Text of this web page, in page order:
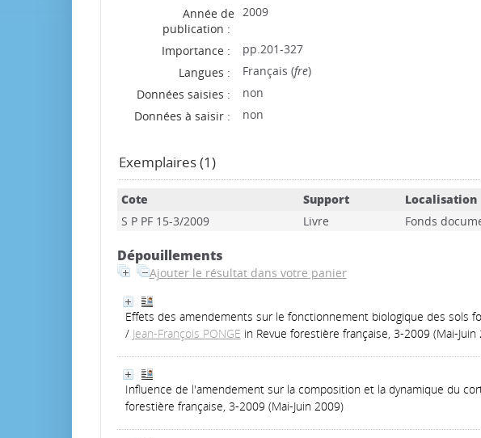
Année de
publication :
2009
Importance :
pp.201-327
Langues :
Français (fre)
Données saisies :
non
Données à saisir :
non
Exemplaires (1)
Cote Support Localisation
S P PF 15-3/2009
Livre Fonds
Dépouillements
Ajouter le résultat dans votre panier
Effets des amendements sur le fonctionnement biologique des sols
/ Jean-François PONGE in Revue forestière française, 3-2009 (Mai-Juin
Influence de l'amendement sur la composition et la dynamique du
forestière française, 3-2009 (Mai-Juin 2009)